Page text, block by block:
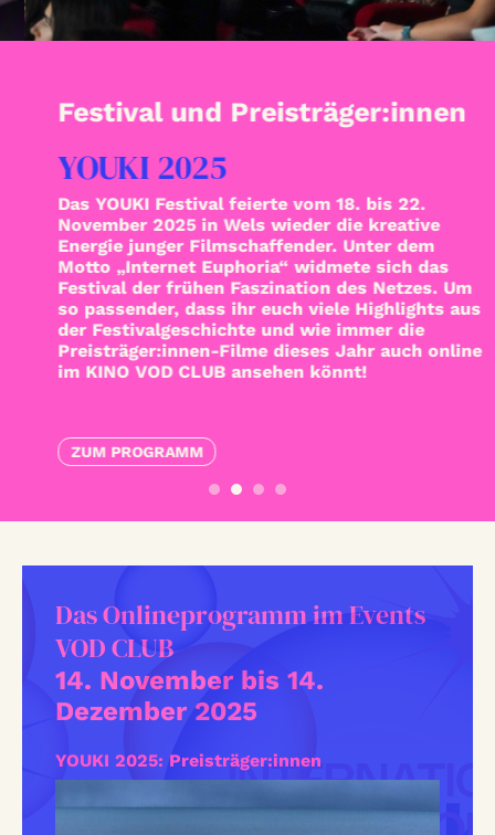
Festival und Preisträger:innen
YOUKI 2025
Das YOUKI Festival feierte vom 18. bis 22.
November 2025 in Wels wieder die kreative
Energie junger Filmschaffender. Unter dem
Motto „Internet Euphoria“ widmete sich das
Festival der frühen Faszination des Netzes. Um
so passender, dass ihr euch viele Highlights aus
der Festivalgeschichte und wie immer die
Preisträger:innen-Filme dieses Jahr auch online
im KINO VOD CLUB ansehen könnt!
ZUM PROGRAMM
Das Onlineprogramm im Events
VOD CLUB
14. November bis 14.
Dezember 2025
YOUKI 2025: Preisträger:innen